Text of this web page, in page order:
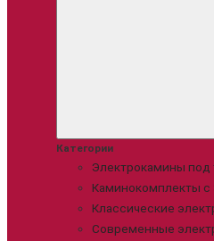
Категории
Электрокамины под
Каминокомплекты
Классические
Современные